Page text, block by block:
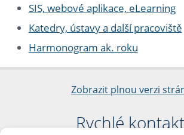
SIS, webové aplikace, eLearning
Katedry, ústavy a další pracoviště
Harmonogram ak. roku
Zobrazit plnou verzi
Rychlé